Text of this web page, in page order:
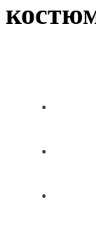
·
·
·